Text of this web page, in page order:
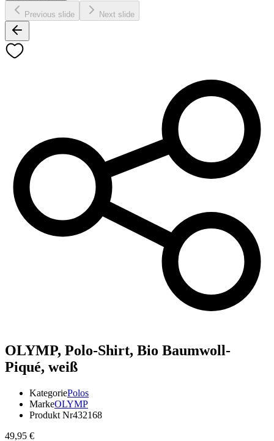
Previous slide Next slide
OLYMP, Polo-Shirt, Bio Baumwoll-
Piqué, weiß
KategoriePolos
MarkeOLYMP
Produkt Nr432168
49,95 €